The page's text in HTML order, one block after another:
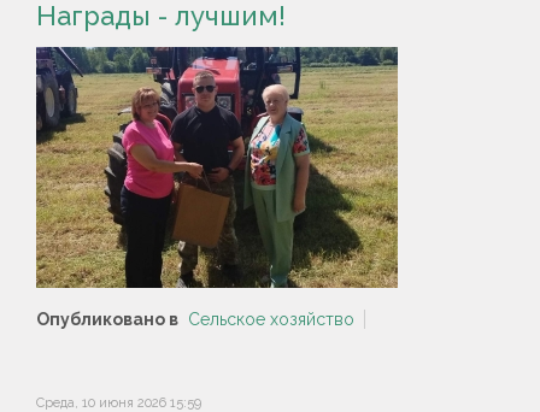
Награды - лучшим!
Опубликовано в Сельское хозяйство
Среда, 10 июня 2026 15:59